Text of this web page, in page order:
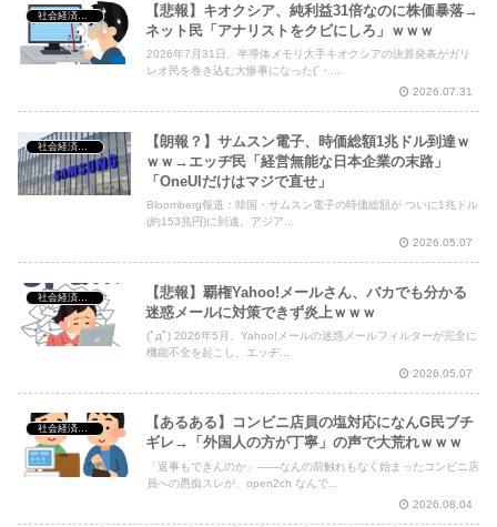
Powered by livedoor 相互RSS
【悲報】キオクシア、純利益31倍なのに株価暴落→
ネット民「アナリストをクビにしろ」ｗｗｗ
2026年7月31日、半導体メモリ大手キオクシアの決算発表がガリ
レオ民を巻き込む大惨事になった(´・...
2026.07.31
【朗報？】サムスン電子、時価総額1兆ドル到達ｗ
ｗｗ→エッヂ民「経営無能な日本企業の末路」
「OneUIだけはマジで直せ」
Bloomberg報道：韓国・サムスン電子の時価総額が ついに1兆ドル
(約153兆円)に到達。アジア...
2026.05.07
【悲報】覇権Yahoo!メールさん、バカでも分かる
迷惑メールに対策できず炎上ｗｗｗ
(ﾟдﾟ) 2026年5月、Yahoo!メールの迷惑メールフィルターが完全に
機能不全を起こし、エッヂ...
2026.05.07
【あるある】コンビニ店員の塩対応になんG民ブチ
ギレ→「外国人の方が丁寧」の声で大荒れｗｗｗ
「返事もできんのか」――なんの前触れもなく始まったコンビニ店
員への愚痴スレが、open2ch なんで...
2026.08.04